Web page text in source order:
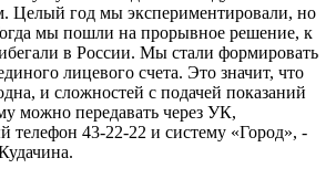
Целый год мы экспериментировали, но
мы пошли на прорывное решение, к
в России. Мы стали формировать
лицевого счета. Это значит, что
и сложностей с подачей показаний
можно передавать через УК,
телефон 43-22-22 и систему «Город», -